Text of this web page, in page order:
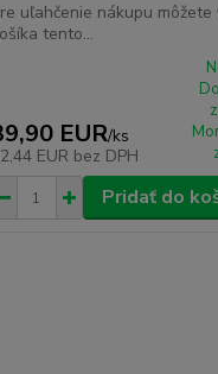
uľahčenie nákupu môžete
tento...
EUR/ks
EUR bez DPH
Pridať do